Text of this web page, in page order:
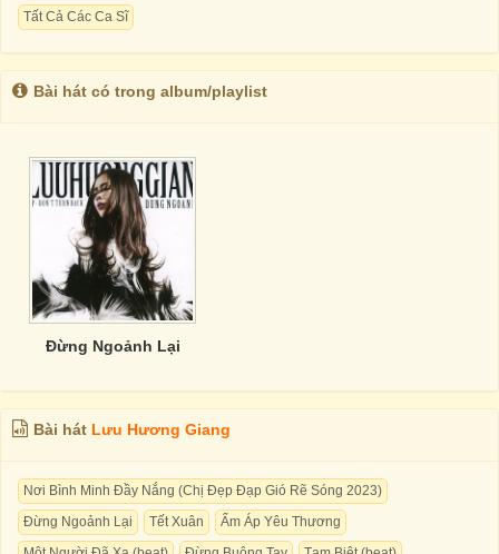
Tất Cả Các Ca Sĩ
Bài hát có trong album/playlist
Đừng Ngoảnh Lại
Bài hát Lưu Hương Giang
Nơi Bình Minh Đầy Nắng (Chị Đẹp Đạp Gió Rẽ Sóng 2023)
Đừng Ngoảnh Lại
Tết Xuân
Ấm Áp Yêu Thương